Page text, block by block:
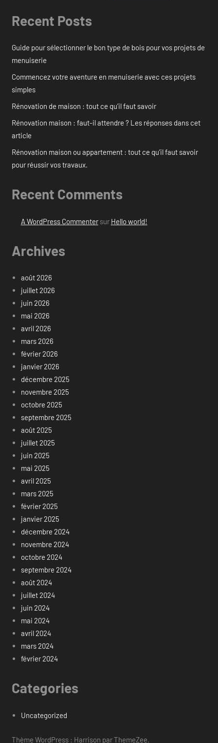
Recent Posts
Guide pour sélectionner le bon type de bois pour vos projets de
menuiserie
Commencez votre aventure en menuiserie avec ces projets
simples
Rénovation de maison : tout ce qu’il faut savoir
Rénovation maison : faut-il attendre ? Les réponses dans cet
article
Rénovation maison ou appartement : tout ce qu’il faut savoir
pour réussir vos travaux.
Recent Comments
A WordPress Commentersur Hello world!
Archives
août 2026
juillet 2026
juin 2026
mai 2026
avril 2026
mars 2026
février 2026
janvier 2026
décembre 2025
novembre 2025
octobre 2025
septembre 2025
août 2025
juillet 2025
juin 2025
mai 2025
avril 2025
mars 2025
février 2025
janvier 2025
décembre 2024
novembre 2024
octobre 2024
septembre 2024
août 2024
juillet 2024
juin 2024
mai 2024
avril 2024
mars 2024
février 2024
Categories
Uncategorized
Thème WordPress : Harrison par ThemeZee.